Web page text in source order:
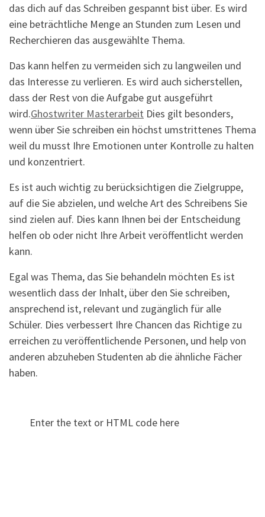
das dich auf das Schreiben gespannt bist über. Es wird
eine beträchtliche Menge an Stunden zum Lesen und
Recherchieren das ausgewählte Thema.
Das kann helfen zu vermeiden sich zu langweilen und
das Interesse zu verlieren. Es wird auch sicherstellen,
dass der Rest von die Aufgabe gut ausgeführt
wird.Ghostwriter Masterarbeit Dies gilt besonders,
wenn über Sie schreiben ein höchst umstrittenes Thema
weil du musst Ihre Emotionen unter Kontrolle zu halten
und konzentriert.
Es ist auch wichtig zu berücksichtigen die Zielgruppe,
auf die Sie abzielen, und welche Art des Schreibens Sie
sind zielen auf. Dies kann Ihnen bei der Entscheidung
helfen ob oder nicht Ihre Arbeit veröffentlicht werden
kann.
Egal was Thema, das Sie behandeln möchten Es ist
wesentlich dass der Inhalt, über den Sie schreiben,
ansprechend ist, relevant und zugänglich für alle
Schüler. Dies verbessert Ihre Chancen das Richtige zu
erreichen zu veröffentlichende Personen, und help von
anderen abzuheben Studenten ab die ähnliche Fächer
haben.
Enter the text or HTML code here